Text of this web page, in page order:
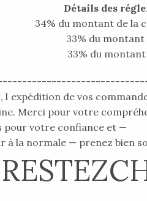
Détails des
34% du montant de la
33% du montant
33% du montant
l expédition de vos
Merci pour votre
pour votre confiance et —
la normale — prenez bien